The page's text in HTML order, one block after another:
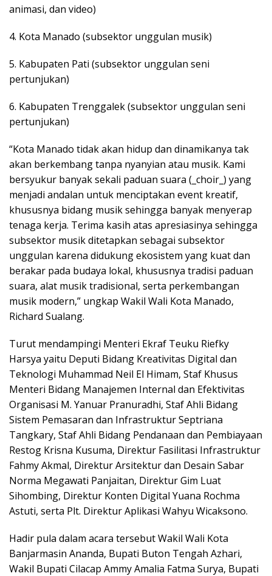
animasi, dan video)
4. Kota Manado (subsektor unggulan musik)
5. Kabupaten Pati (subsektor unggulan seni
pertunjukan)
6. Kabupaten Trenggalek (subsektor unggulan seni
pertunjukan)
“Kota Manado tidak akan hidup dan dinamikanya tak
akan berkembang tanpa nyanyian atau musik. Kami
bersyukur banyak sekali paduan suara (_choir_) yang
menjadi andalan untuk menciptakan event kreatif,
khususnya bidang musik sehingga banyak menyerap
tenaga kerja. Terima kasih atas apresiasinya sehingga
subsektor musik ditetapkan sebagai subsektor
unggulan karena didukung ekosistem yang kuat dan
berakar pada budaya lokal, khususnya tradisi paduan
suara, alat musik tradisional, serta perkembangan
musik modern,” ungkap Wakil Wali Kota Manado,
Richard Sualang.
Turut mendampingi Menteri Ekraf Teuku Riefky
Harsya yaitu Deputi Bidang Kreativitas Digital dan
Teknologi Muhammad Neil El Himam, Staf Khusus
Menteri Bidang Manajemen Internal dan Efektivitas
Organisasi M. Yanuar Pranuradhi, Staf Ahli Bidang
Sistem Pemasaran dan Infrastruktur Septriana
Tangkary, Staf Ahli Bidang Pendanaan dan Pembiayaan
Restog Krisna Kusuma, Direktur Fasilitasi Infrastruktur
Fahmy Akmal, Direktur Arsitektur dan Desain Sabar
Norma Megawati Panjaitan, Direktur Gim Luat
Sihombing, Direktur Konten Digital Yuana Rochma
Astuti, serta Plt. Direktur Aplikasi Wahyu Wicaksono.
Hadir pula dalam acara tersebut Wakil Wali Kota
Banjarmasin Ananda, Bupati Buton Tengah Azhari,
Wakil Bupati Cilacap Ammy Amalia Fatma Surya, Bupati